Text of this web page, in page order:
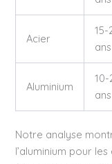
Acier
15-
ans
Aluminium
10-
ans
Notre analyse
l’aluminium pour